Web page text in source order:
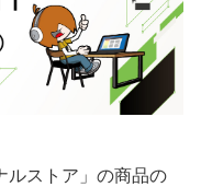
ルストア」の商品の